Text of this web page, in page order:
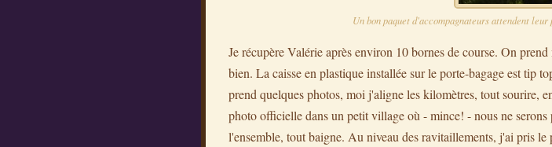
Un bon paquet d'accompagnateurs attendent
Je récupère Valérie après environ 10 bornes de course. On
bien. La caisse en plastique installée sur le porte-bagage est tip
prend quelques photos, moi j'aligne les kilomètres, tout sourire,
photo officielle dans un petit village où - mince! - nous ne
l'ensemble, tout baigne. Au niveau des ravitaillements, j'ai pris